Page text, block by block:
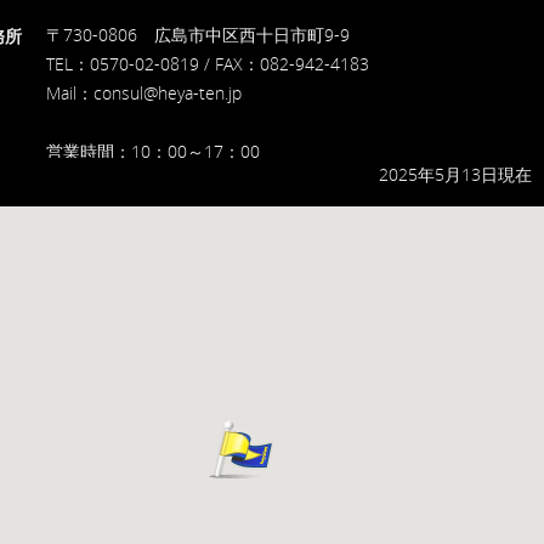
所 〒730-0806 広島市中区西十日市町9-9
TEL：0570-02-0819 / FAX：082-942-4183
Mail：consul@heya-ten.jp
営業時間：10：00～17：00
2025年5月13日現在